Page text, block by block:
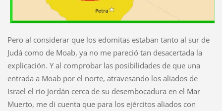
Pero al considerar que los edomitas estaban tanto al sur de
Judá como de Moab, ya no me pareció tan desacertada la
explicación. Y al comprobar las posibilidades de que una
entrada a Moab por el norte, atravesando los aliados de
Israel el río Jordán cerca de su desembocadura en el Mar
Muerto, me di cuenta que para los ejércitos aliados con